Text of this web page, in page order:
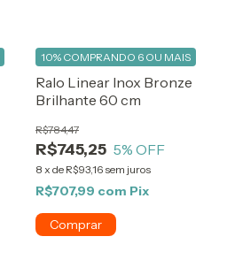
Ralo Linear Inox Bronze
Brilhante 60 cm
R$745,25
R$784,47
5% OFF
8 x de R$93,16 sem juros
10% COMPRANDO 6 OU MAIS
R$707,99 com Pix